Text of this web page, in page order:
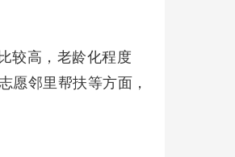
较高，老龄化程度
愿邻里帮扶等方面，